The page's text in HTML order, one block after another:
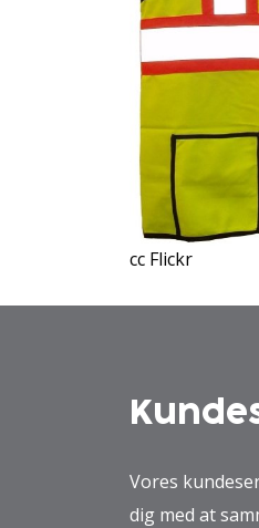
cc Flickr
Vores
dig med at